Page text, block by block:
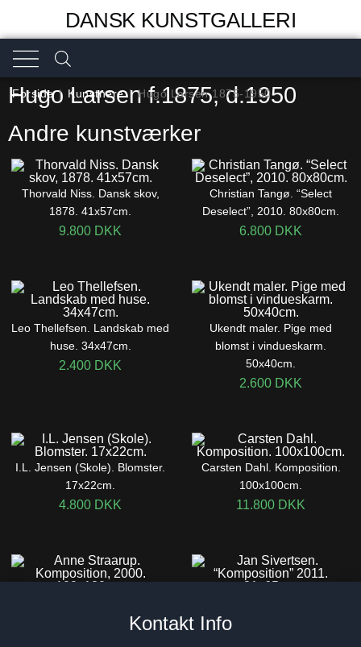
DANSK KUNSTGALLERI
Forside| Kunstnere|Hugo Larsen 1875-1950
Hugo Larsen f.1875, d.1950
Andre kunstværker
Thorvald Niss. Dansk skov,
1878. 41x57cm.
9.800 DKK
Christian Tangø. “Select
Deselect”, 2010. 80x80cm.
6.800 DKK
Leo Thellefsen. Landskab med
huse. 34x47cm.
2.400 DKK
Ukendt maler. Pige med
blomst i vindueskarm.
50x40cm.
2.600 DKK
I.L. Jensen (Skole). Blomster.
17x22cm.
4.800 DKK
Carsten Dahl. Komposition.
100x100cm.
11.800 DKK
2000. 100x130cm.
2011. 81x65cm.
Kontakt Info